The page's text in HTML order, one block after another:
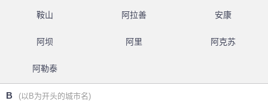
鞍山 阿拉善 安康
阿坝 阿里 阿克苏
阿勒泰
B (以B为开头的城市名)